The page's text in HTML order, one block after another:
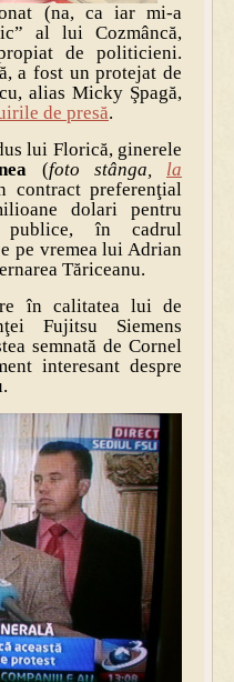
(na, ca iar mi-a
al lui Cozmâncă,
de politicieni.
a fost un protejat de
alias Micky Şpagă,
de presă.
lui Florică, ginerele
(foto stânga, la
contract preferenţial
dolari pentru
publice, în cadrul
pe vremea lui Adrian
Tăriceanu.
în calitatea lui de
Fujitsu Siemens
semnată de Cornel
interesant despre